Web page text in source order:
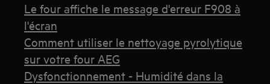
Le four affiche le message d'erreur F908 à
l'écran
Comment utiliser le nettoyage pyrolytique
sur votre four AEG
Dysfonctionnement - Humidité dans la